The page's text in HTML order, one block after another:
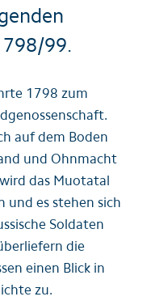
99.
1798 zum
auf dem Boden
und Ohnmacht
das Muotatal
es stehen sich
Soldaten
die
einen Blick in
zu.